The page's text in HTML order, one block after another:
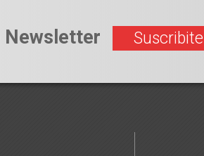
Newsletter Suscribite